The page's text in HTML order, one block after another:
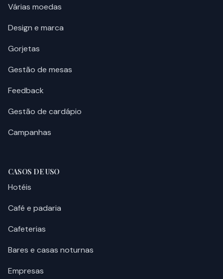
Várias moedas
Design e marca
Gorjetas
Gestão de mesas
Feedback
Gestão de cardápio
Campanhas
CASOS DE USO
Hotéis
Café e padaria
Cafeterias
Bares e casas noturnas
Empresas